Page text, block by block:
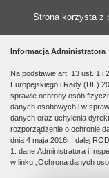
Strona korzysta z
Informacja Administratora
Na podstawie art. 13 ust. 1 i
Europejskiego i Rady (UE)
sprawie ochrony osób
danych osobowych i w
danych oraz uchylenia
rozporządzenie o ochronie
dnia 4 maja 2016r., dalej
1. dane Administratora i
w linku „Ochrona danych